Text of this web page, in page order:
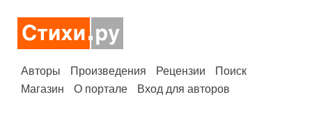
Авторы Произведения Рецензии
Поиск
Магазин
О портале Вход для авторов